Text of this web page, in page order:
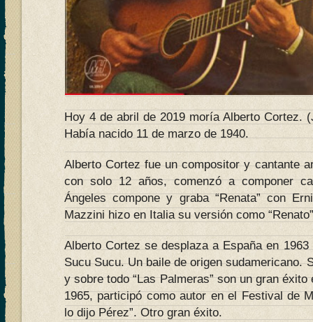
Hoy 4 de abril de 2019 moría Alberto Cortez.
Había nacido 11 de marzo de 1940.
Alberto Cortez fue un compositor y cantante
con solo 12 años, comenzó a componer
Ángeles compone y graba “Renata” con
Mazzini hizo en Italia su versión como
Alberto Cortez se desplaza a España en
Sucu Sucu. Un baile de origen sudamericano.
y sobre todo “Las Palmeras” son un gran
1965, participó como autor en el Festival de
lo dijo Pérez”. Otro gran éxito.